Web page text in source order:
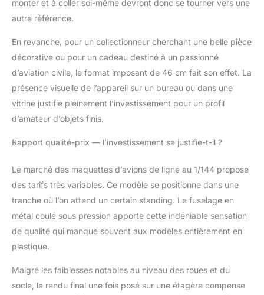
commémorative et
Boeing au 1/144e n'est
pas seulement une
œuvre d'art à
collectionner, c'est
cadeau pour les
partager et de vous
ce super-transporteur
A350 avec vos parents
et amis, et vous fera
apprécier le charme et
la légende des avions.
Il peut également
connaissances
aéronautiques et de la
monter et à coller soi-même devront donc se tourner vers une
autre référence.
En revanche, pour un collectionneur cherchant une belle pièce
décorative ou pour un cadeau destiné à un passionné
d’aviation civile, le format imposant de 46 cm fait son effet. La
présence visuelle de l’appareil sur un bureau ou dans une
vitrine justifie pleinement l’investissement pour un profil
d’amateur d’objets finis.
Rapport qualité-prix — l’investissement se justifie-t-il ?
Le marché des maquettes d’avions de ligne au 1/144 propose
des tarifs très variables. Ce modèle se positionne dans une
tranche où l’on attend un certain standing. Le fuselage en
métal coulé sous pression apporte cette indéniable sensation
de qualité qui manque souvent aux modèles entièrement en
plastique.
Malgré les faiblesses notables au niveau des roues et du
socle, le rendu final une fois posé sur une étagère compense